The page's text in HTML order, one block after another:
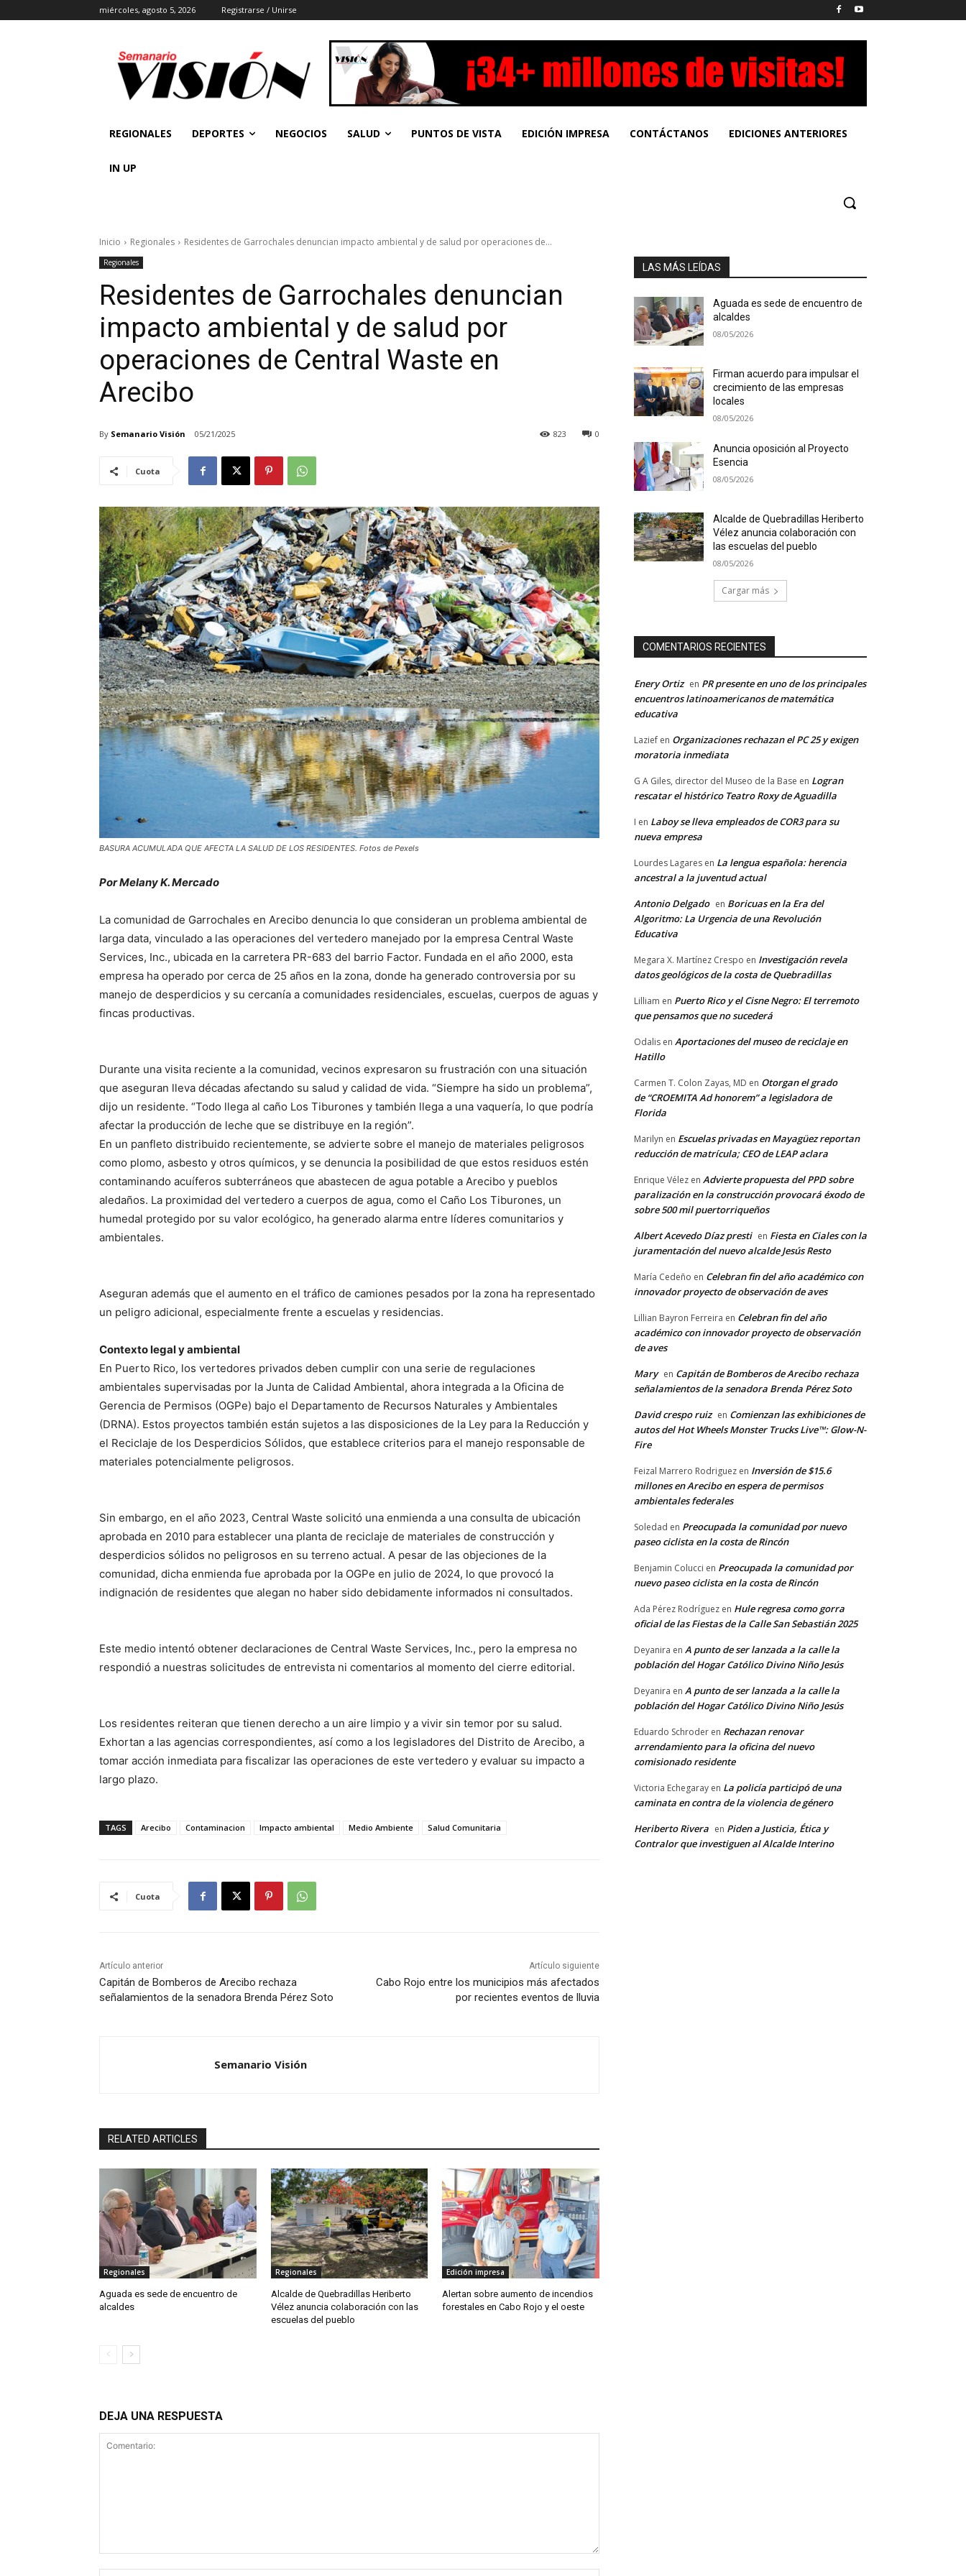
miércoles, agosto 5, 2026 Registrarse / Unirse
REGIONALES DEPORTES NEGOCIOS SALUD PUNTOS DE VISTA EDICIÓN IMPRESA CONTÁCTANOS EDICIONES ANTERIORES
IN UP
Inicio Regionales Residentes de Garrochales denuncian impacto ambiental y de salud por operaciones de...
Regionales
Residentes de Garrochales denuncian
impacto ambiental y de salud por
operaciones de Central Waste en
Arecibo
By Semanario Visión 05/21/2025 0
823
Cuota
BASURA ACUMULADA QUE AFECTA LA SALUD DE LOS RESIDENTES. Fotos de Pexels
Por Melany K. Mercado
La comunidad de Garrochales en Arecibo denuncia lo que consideran un problema ambiental de
larga data, vinculado a las operaciones del vertedero manejado por la empresa Central Waste
Services, Inc., ubicada en la carretera PR-683 del barrio Factor. Fundada en el año 2000, esta
empresa ha operado por cerca de 25 años en la zona, donde ha generado controversia por su
manejo de desperdicios y su cercanía a comunidades residenciales, escuelas, cuerpos de aguas y
fincas productivas.
Durante una visita reciente a la comunidad, vecinos expresaron su frustración con una situación
que aseguran lleva décadas afectando su salud y calidad de vida. “Siempre ha sido un problema”,
dijo un residente. “Todo llega al caño Los Tiburones y también llega a una vaquería, lo que podría
afectar la producción de leche que se distribuye en la región”.
En un panfleto distribuido recientemente, se advierte sobre el manejo de materiales peligrosos
como plomo, asbesto y otros químicos, y se denuncia la posibilidad de que estos residuos estén
contaminando acuíferos subterráneos que abastecen de agua potable a Arecibo y pueblos
aledaños. La proximidad del vertedero a cuerpos de agua, como el Caño Los Tiburones, un
humedal protegido por su valor ecológico, ha generado alarma entre líderes comunitarios y
ambientales.
Aseguran además que el aumento en el tráfico de camiones pesados por la zona ha representado
un peligro adicional, especialmente frente a escuelas y residencias.
Contexto legal y ambiental
En Puerto Rico, los vertedores privados deben cumplir con una serie de regulaciones
ambientales supervisadas por la Junta de Calidad Ambiental, ahora integrada a la Oficina de
Gerencia de Permisos (OGPe) bajo el Departamento de Recursos Naturales y Ambientales
(DRNA). Estos proyectos también están sujetos a las disposiciones de la Ley para la Reducción y
el Reciclaje de los Desperdicios Sólidos, que establece criterios para el manejo responsable de
materiales potencialmente peligrosos.
Sin embargo, en el año 2023, Central Waste solicitó una enmienda a una consulta de ubicación
aprobada en 2010 para establecer una planta de reciclaje de materiales de construcción y
desperdicios sólidos no peligrosos en su terreno actual. A pesar de las objeciones de la
comunidad, dicha enmienda fue aprobada por la OGPe en julio de 2024, lo que provocó la
indignación de residentes que alegan no haber sido debidamente informados ni consultados.
Este medio intentó obtener declaraciones de Central Waste Services, Inc., pero la empresa no
respondió a nuestras solicitudes de entrevista ni comentarios al momento del cierre editorial.
Los residentes reiteran que tienen derecho a un aire limpio y a vivir sin temor por su salud.
Exhortan a las agencias correspondientes, así como a los legisladores del Distrito de Arecibo, a
tomar acción inmediata para fiscalizar las operaciones de este vertedero y evaluar su impacto a
largo plazo.
TAGS Arecibo Contaminacion Impacto ambiental Medio Ambiente Salud Comunitaria
Cuota
Artículo anterior
Capitán de Bomberos de Arecibo rechaza
señalamientos de la senadora Brenda Pérez Soto
Artículo siguiente
Cabo Rojo entre los municipios más afectados
por recientes eventos de lluvia
Semanario Visión
RELATED ARTICLES
Regionales
Aguada es sede de encuentro de
alcaldes
Regionales
Alcalde de Quebradillas Heriberto
Vélez anuncia colaboración con las
escuelas del pueblo
Edición impresa
Alertan sobre aumento de incendios
forestales en Cabo Rojo y el oeste
DEJA UNA RESPUESTA
LAS MÁS LEÍDAS
Aguada es sede de encuentro de
alcaldes
08/05/2026
Firman acuerdo para impulsar el
crecimiento de las empresas
locales
08/05/2026
Anuncia oposición al Proyecto
Esencia
08/05/2026
Alcalde de Quebradillas Heriberto
Vélez anuncia colaboración con
las escuelas del pueblo
08/05/2026
Cargar más
COMENTARIOS RECIENTES
Enery Ortiz en PR presente en uno de los principales
encuentros latinoamericanos de matemática
educativa
Lazief en Organizaciones rechazan el PC 25 y exigen
moratoria inmediata
G A Giles, director del Museo de la Base en Logran
rescatar el histórico Teatro Roxy de Aguadilla
I en Laboy se lleva empleados de COR3 para su
nueva empresa
Lourdes Lagares en La lengua española: herencia
ancestral a la juventud actual
Antonio Delgado en Boricuas en la Era del
Algoritmo: La Urgencia de una Revolución
Educativa
Megara X. Martínez Crespo en Investigación revela
datos geológicos de la costa de Quebradillas
Lilliam en Puerto Rico y el Cisne Negro: El terremoto
que pensamos que no sucederá
Odalis en Aportaciones del museo de reciclaje en
Hatillo
Carmen T. Colon Zayas, MD en Otorgan el grado
de “CROEMITA Ad honorem” a legisladora de
Florida
Marilyn en Escuelas privadas en Mayagüez reportan
reducción de matrícula; CEO de LEAP aclara
Enrique Vélez en Advierte propuesta del PPD sobre
paralización en la construcción provocará éxodo de
sobre 500 mil puertorriqueños
Albert Acevedo Díaz presti en Fiesta en Ciales con la
juramentación del nuevo alcalde Jesús Resto
María Cedeño en Celebran fin del año académico con
innovador proyecto de observación de aves
Lillian Bayron Ferreira en Celebran fin del año
académico con innovador proyecto de observación
de aves
Mary en Capitán de Bomberos de Arecibo rechaza
señalamientos de la senadora Brenda Pérez Soto
David crespo ruiz en Comienzan las exhibiciones de
autos del Hot Wheels Monster Trucks Live™: Glow-N-
Fire
Feizal Marrero Rodriguez en Inversión de $15.6
millones en Arecibo en espera de permisos
ambientales federales
Soledad en Preocupada la comunidad por nuevo
paseo ciclista en la costa de Rincón
Benjamin Colucci en Preocupada la comunidad por
nuevo paseo ciclista en la costa de Rincón
Ada Pérez Rodríguez en Hule regresa como gorra
oficial de las Fiestas de la Calle San Sebastián 2025
Deyanira en A punto de ser lanzada a la calle la
población del Hogar Católico Divino Niño Jesús
Deyanira en A punto de ser lanzada a la calle la
población del Hogar Católico Divino Niño Jesús
Eduardo Schroder en Rechazan renovar
arrendamiento para la oficina del nuevo
comisionado residente
Victoria Echegaray en La policía participó de una
caminata en contra de la violencia de género
Heriberto Rivera en Piden a Justicia, Ética y
Contralor que investiguen al Alcalde Interino